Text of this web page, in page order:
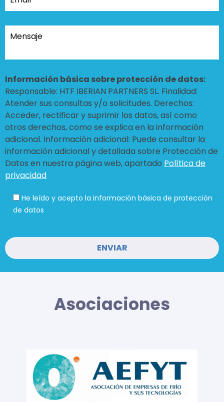
Información básica sobre protección de datos:
Responsable: HTF IBERIAN PARTNERS SL. Finalidad:
Atender sus consultas y/o solicitudes. Derechos:
Acceder, rectificar y suprimir los datos, así como
otros derechos, como se explica en la información
adicional. Información adicional: Puede consultar la
información adicional y detallada sobre Protección de
Datos en nuestra página web, apartado Política de
privacidad
He leído y acepto la información básica de protección
de datos
Asociaciones